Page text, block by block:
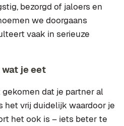
bezorgd of jaloers en
we doorgaans
vaak in serieuze
je eet
dat je partner al
het vrij duidelijk waardoor je
het ook is – iets beter te